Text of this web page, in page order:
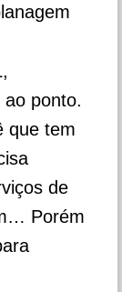
ponto.
que tem
de
Porém